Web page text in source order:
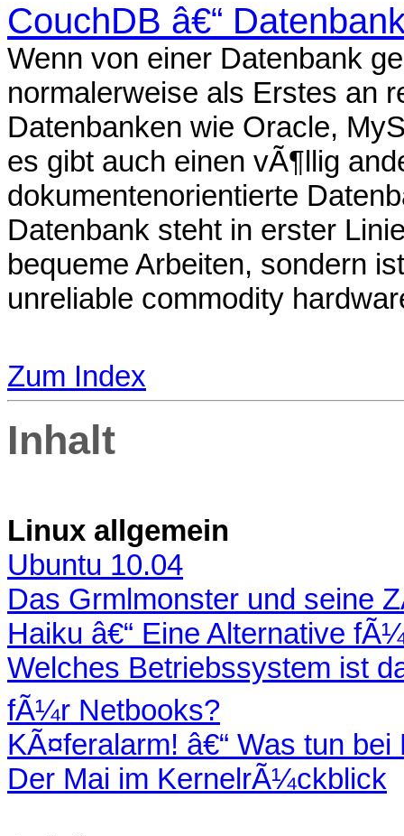
CouchDB â€“
Wenn von einer Datenbank
normalerweise als Erstes an
Datenbanken wie Oracle,
es gibt auch einen vÃ¶llig
dokumentenorientierte
Datenbank steht in erster
bequeme Arbeiten, sondern
unreliable commodity
Zum Index
Inhalt
Linux allgemein
Ubuntu 10.04
Das Grmlmonster und seine
Haiku â€“ Eine Alternative
Welches Betriebssystem ist
fÃ¼r Netbooks?
KÃ¤feralarm! â€“ Was tun bei
Der Mai im KernelrÃ¼ckblick